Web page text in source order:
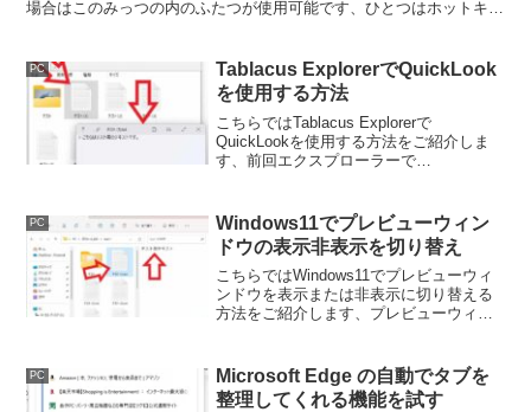
場合はこのみっつの内のふたつが使用可能です、ひとつはホットキー
PC
Tablacus ExplorerでQuickLook
を使用する方法
こちらではTablacus Explorerで
QuickLookを使用する方法をご紹介しま
す、前回エクスプローラーで
Tablacus Explorerでも使用できます。
PC
Windows11でプレビューウィン
ドウの表示非表示を切り替え
こちらではWindows11でプレビューウィ
ンドウを表示または非表示に切り替える
方法をご紹介します、プレビューウィン
必要のない方には場所を取るので邪魔に
もなってしまいます。
PC
Microsoft Edge の自動でタブを
整理してくれる機能を試す